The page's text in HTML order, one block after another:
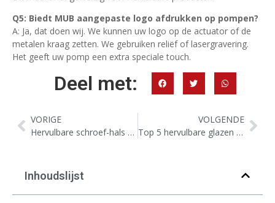
Q5: Biedt MUB aangepaste logo afdrukken op pompen?
A: Ja, dat doen wij. We kunnen uw logo op de actuator of de
metalen kraag zetten. We gebruiken reliëf of lasergravering.
Het geeft uw pomp een extra speciale touch.
Deel met:
VORIGE
Hervulbare schroef-hals flessen: draai voorraadvorm in luxe iconen
VOLGENDE
Top 5 hervulbare glazen flessen trends voor 2026: beste keuzes voor nichemerken
Inhoudslijst